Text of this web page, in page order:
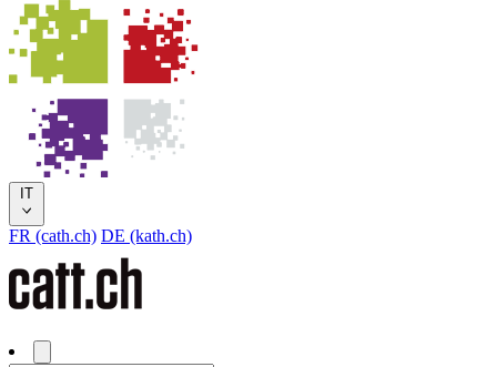
IT
FR (cath.ch) DE (kath.ch)